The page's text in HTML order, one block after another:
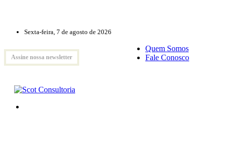
Sexta-feira, 7 de agosto de 2026
Assine nossa newsletter
Quem Somos
Fale Conosco